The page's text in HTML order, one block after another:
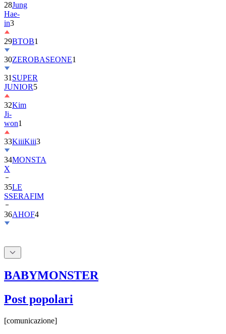
28Jung
Hae-
in3
29BTOB1
30ZEROBASEONE1
31 SUPER
JUNIOR5
32Kim
Ji-
won1
33KiiiKiii3
34MONSTA
X
35LE
SSERAFIM
36AHOF4
BABYMONSTER
Post popolari
[comunicazione]